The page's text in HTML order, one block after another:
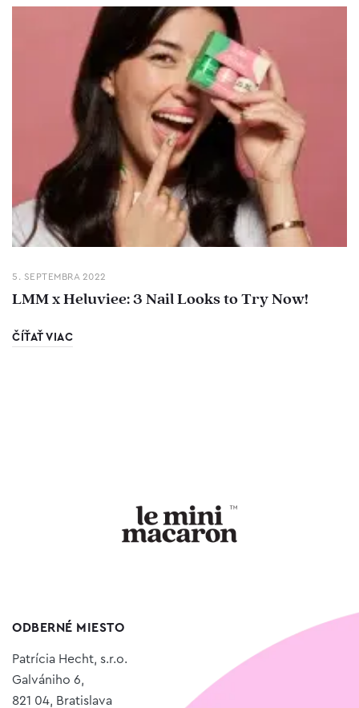
5. SEPTEMBRA 2022
LMM x Heluviee: 3 Nail Looks to Try Now!
ČÍŤAŤ VIAC
ODBERNÉ MIESTO
Patrícia Hecht, s.r.o.
Galvániho 6,
821 04, Bratislava